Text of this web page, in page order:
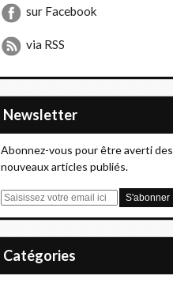
sur Facebook
via RSS
Newsletter
Abonnez-vous pour être averti des
nouveaux articles publiés.
E
Catégories